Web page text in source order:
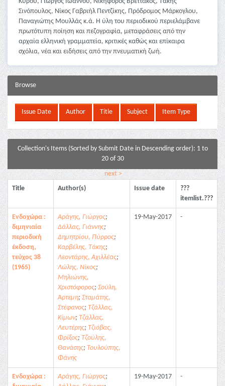
Σινόπουλος, Νίκος Γαβριήλ Πεντζίκης, Πρόδρομος Μάρκογλου,
Παναγιώτης Μουλλάς κ.ά. Η ύλη του περιοδικού περιελάμβανε
πρωτότυπη ποίηση και πεζογραφία, μεταφράσεις από την
αρχαία ελληνική γραμματεία, κριτικές καθώς και επίκαιρα
σχόλια, νέα και ειδήσεις από την πνευματική ζωή.
Browse
Collection's Items (Sorted by Submit Date in Descending order): 1 to
20 of 30
next >
Title
Author(s) Issue date
???
itemlist.???
Ενδοχώρα :
διμηνιαία
περιοδική
έκδοση,
τεύχος 38
(1965)
Αράγης, Γιώργος;
Δάλλας, Γιάννης;
Δημητρίου, Πύρρος;
Καρβέλης, Τάκης;
Λεοντάρης, Αχιλλέας;
Λώλης, Νίκος;
Μηλιώνης,
Χριστόφορος; Σούλη,
Άρτεμη; Σταμάτης,
Στέφανος; Τζάλλας,
Κίμων; Τζάλλας,
Λευτέρης; Τζιόβας,
Φρίξος; Τζούλης,
Θανάσης; Τουλούπης,
Φάνης
19-May-2017 -
Ενδοχώρα :
Αράγης, Γιώργος;
19-May-2017 -